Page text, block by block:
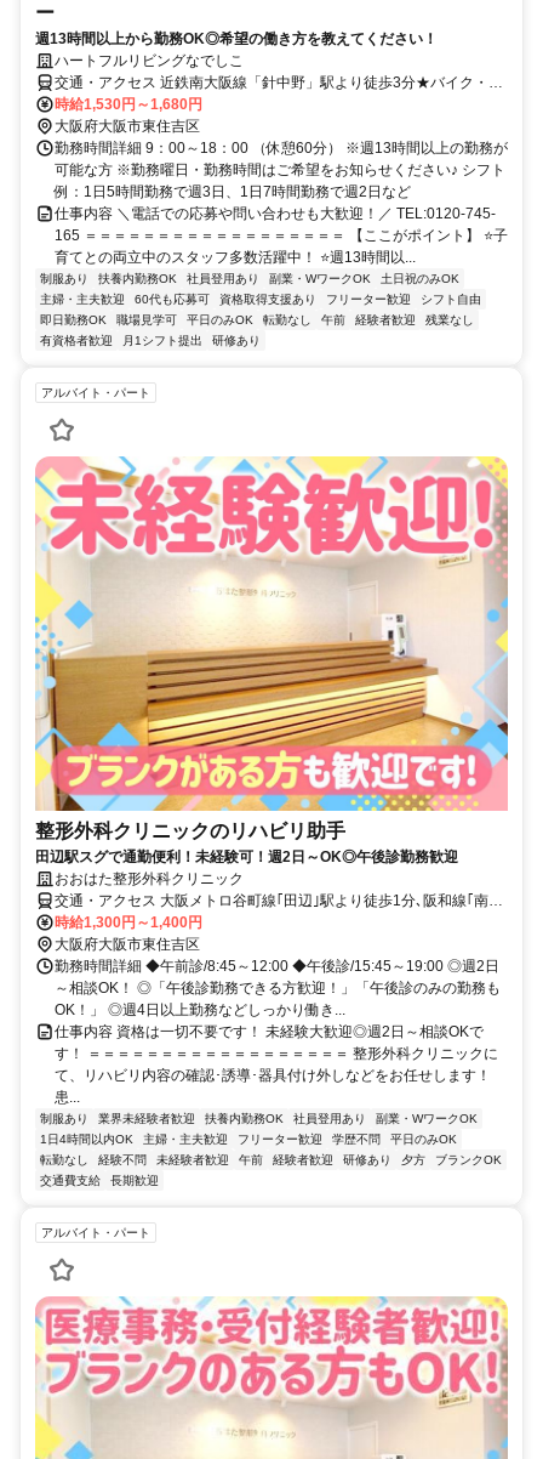
ー
週13時間以上から勤務OK◎希望の働き方を教えてください！
ハートフルリビングなでしこ
交通・アクセス 近鉄南大阪線「針中野」駅より徒歩3分★バイク・自
転車通勤ok
時給1,530円～1,680円
大阪府大阪市東住吉区
勤務時間詳細 9：00～18：00 （休憩60分） ※週13時間以上の勤務が
可能な方 ※勤務曜日・勤務時間はご希望をお知らせください♪ シフト
例：1日5時間勤務で週3日、1日7時間勤務で週2日など
仕事内容 ＼電話での応募や問い合わせも大歓迎！／ TEL:0120-745-
165 ＝＝＝＝＝＝＝＝＝＝＝＝＝＝＝＝＝＝ 【ここがポイント】 ⭐子
育てとの両立中のスタッフ多数活躍中！ ⭐週13時間以...
制服あり 扶養内勤務OK 社員登用あり 副業・WワークOK
土日祝のみOK
主婦・主夫歓迎
60代も応募可 資格取得支援あり フリーター歓迎
シフト自由
即日勤務OK
職場見学可 平日のみOK 転勤なし 午前 経験者歓迎
残業なし
有資格者歓迎
月1シフト提出 研修あり
アルバイト・パート
整形外科クリニックのリハビリ助手
田辺駅スグで通勤便利！未経験可！週2日～OK◎午後診勤務歓迎
おおはた整形外科クリニック
交通・アクセス 大阪メトロ谷町線｢田辺｣駅より徒歩1分､阪和線｢南田
辺｣駅より徒歩8分
時給1,300円～1,400円
大阪府大阪市東住吉区
勤務時間詳細 ◆午前診/8:45～12:00 ◆午後診/15:45～19:00 ◎週2日
～相談OK！ ◎「午後診勤務できる方歓迎！」「午後診のみの勤務も
OK！」 ◎週4日以上勤務などしっかり働き...
仕事内容 資格は一切不要です！ 未経験大歓迎◎週2日～相談OKで
す！ ＝＝＝＝＝＝＝＝＝＝＝＝＝＝＝＝＝＝ 整形外科クリニックに
て、リハビリ内容の確認･誘導･器具付け外しなどをお任せします！
患...
制服あり 業界未経験者歓迎 扶養内勤務OK 社員登用あり
副業・WワークOK
1日4時間以内OK
主婦・主夫歓迎 フリーター歓迎 学歴不問
平日のみOK
転勤なし
経験不問 未経験者歓迎 午前 経験者歓迎 研修あり 夕方
ブランクOK
交通費支給
長期歓迎
アルバイト・パート